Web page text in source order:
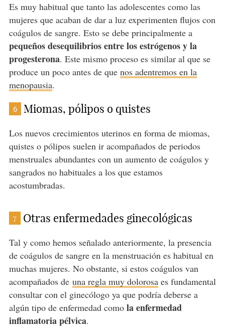
Es muy habitual que tanto las adolescentes como las
mujeres que acaban de dar a luz experimenten flujos con
coágulos de sangre. Esto se debe principalmente a
pequeños desequilibrios entre los estrógenos y la
progesterona. Este mismo proceso es similar al que se
produce un poco antes de que nos adentremos en la
menopausia.
6 Miomas, pólipos o quistes
Los nuevos crecimientos uterinos en forma de miomas,
quistes o pólipos suelen ir acompañados de periodos
menstruales abundantes con un aumento de coágulos y
sangrados no habituales a los que estamos
acostumbradas.
7 Otras enfermedades ginecológicas
Tal y como hemos señalado anteriormente, la presencia
de coágulos de sangre en la menstruación es habitual en
muchas mujeres. No obstante, si estos coágulos van
acompañados de una regla muy dolorosaes fundamental
consultar con el ginecólogo ya que podría deberse a
algún tipo de enfermedad como la enfermedad
inflamatoria pélvica.